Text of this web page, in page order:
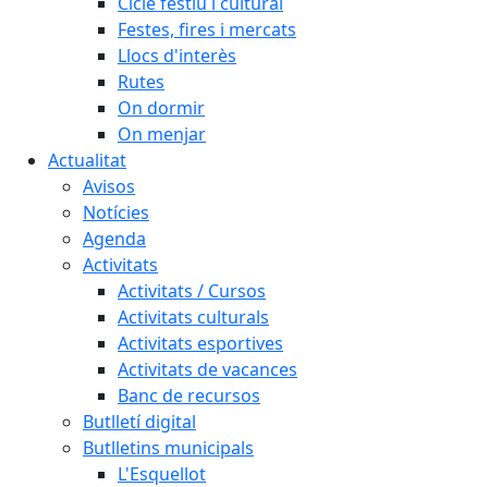
Festes, fires i mercats
Llocs d'interès
Rutes
On dormir
On menjar
Actualitat
Avisos
Notícies
Agenda
Activitats
Activitats / Cursos
Activitats culturals
Activitats esportives
Activitats de vacances
Banc de recursos
Butlletí digital
Butlletins municipals
L'Esquellot